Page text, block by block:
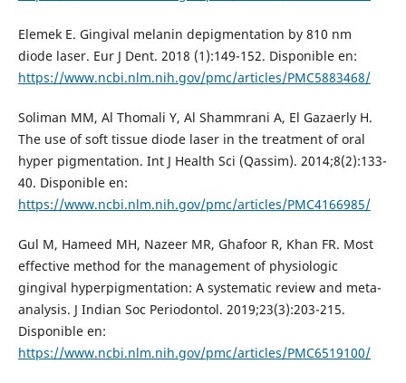
Elemek E. Gingival melanin depigmentation by 810 nm
diode laser. Eur J Dent. 2018 (1):149-152. Disponible en:
https://www.ncbi.nlm.nih.gov/pmc/articles/PMC5883468/
Soliman MM, Al Thomali Y, Al Shammrani A, El Gazaerly H.
The use of soft tissue diode laser in the treatment of oral
hyper pigmentation. Int J Health Sci (Qassim). 2014;8(2):133-
40. Disponible en:
https://www.ncbi.nlm.nih.gov/pmc/articles/PMC4166985/
Gul M, Hameed MH, Nazeer MR, Ghafoor R, Khan FR. Most
effective method for the management of physiologic
gingival hyperpigmentation: A systematic review and meta-
analysis. J Indian Soc Periodontol. 2019;23(3):203-215.
Disponible en:
https://www.ncbi.nlm.nih.gov/pmc/articles/PMC6519100/